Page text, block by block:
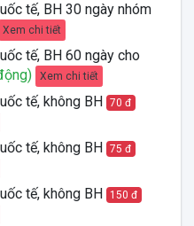
tế, BH 30 ngày nhóm
Xem chi tiết
tế, BH 60 ngày cho
Xem chi tiết
tế, không BH 70 đ
tế, không BH 75 đ
tế, không BH 150 đ